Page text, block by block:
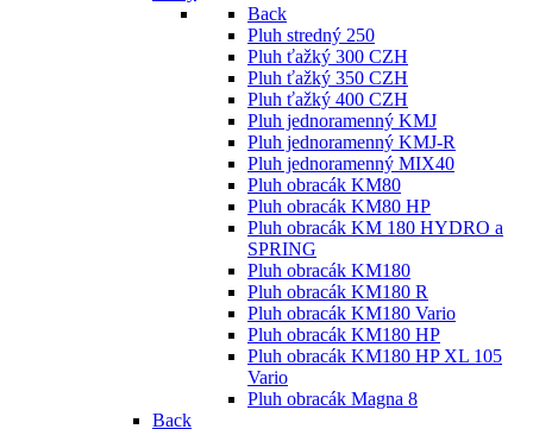
Back
Pluh stredný 250
Pluh ťažký 300 CZH
Pluh ťažký 350 CZH
Pluh ťažký 400 CZH
Pluh jednoramenný KMJ
Pluh jednoramenný KMJ-R
Pluh jednoramenný MIX40
Pluh obracák KM80
Pluh obracák KM80 HP
Pluh obracák KM 180 HYDRO a
SPRING
Pluh obracák KM180
Pluh obracák KM180 R
Pluh obracák KM180 Vario
Pluh obracák KM180 HP
Pluh obracák KM180 HP XL 105
Vario
Pluh obracák Magna 8
Back